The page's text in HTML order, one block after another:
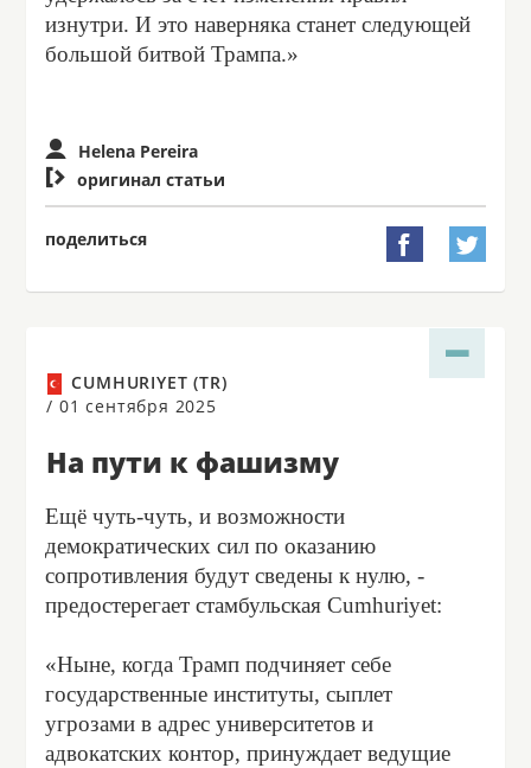
изнутри. И это наверняка станет следующей
большой битвой Трампа.»
Helena Pereira
 оригинал статьи
поделиться  
CUMHURIYET (TR)
/ 01 сентября 2025
На пути к фашизму
Ещё чуть-чуть, и возможности
демократических сил по оказанию
сопротивления будут сведены к нулю, -
предостерегает стамбульская Cumhuriyet:
«Ныне, когда Трамп подчиняет себе
государственные институты, сыплет
угрозами в адрес университетов и
адвокатских контор, принуждает ведущие